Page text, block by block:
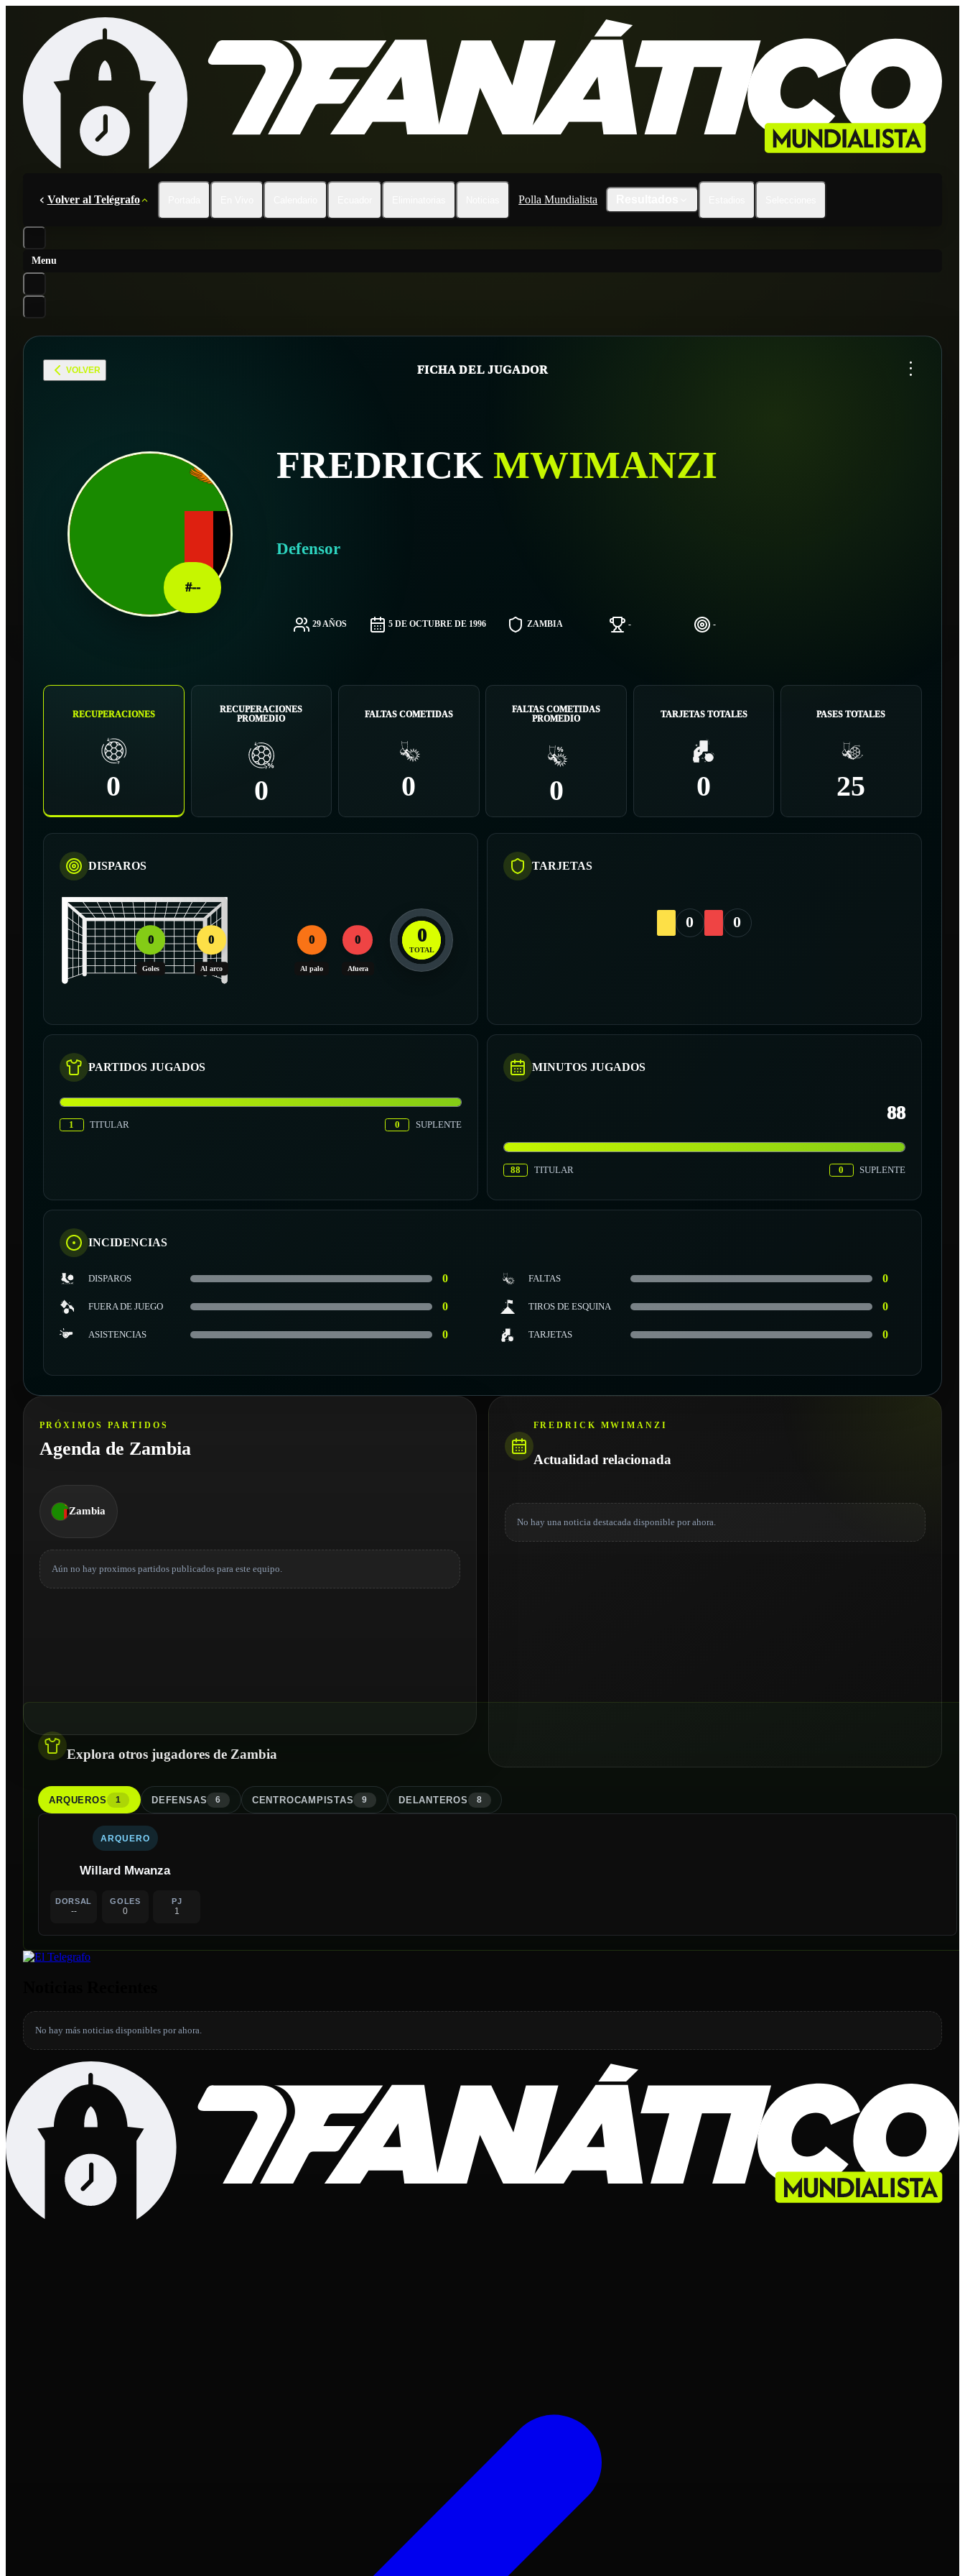
Volver al Telégrafo Polla Mundialista
Menu
VOLVER FICHA DEL JUGADOR ...
#--
FREDRICK MWIMANZI
Defensor
29 AÑOS 5 DE OCTUBRE DE 1996 ZAMBIA - -
RECUPERACIONES
0
RECUPERACIONES
PROMEDIO
0
FALTAS COMETIDAS
0
FALTAS COMETIDAS
PROMEDIO
0
TARJETAS TOTALES
0
PASES TOTALES
25
DISPAROS
0
Goles
0
Al arco
0
Al palo
0
Afuera
0
TOTAL
TARJETAS
0 0
PARTIDOS JUGADOS
1 TITULAR 0 SUPLENTE
MINUTOS JUGADOS
88
88 TITULAR 0 SUPLENTE
INCIDENCIAS
DISPAROS 0 FALTAS 0
FUERA DE JUEGO 0 TIROS DE ESQUINA 0
ASISTENCIAS 0 TARJETAS 0
PRÓXIMOS PARTIDOS
Agenda de Zambia
Zambia
Aún no hay proximos partidos publicados para este equipo.
FREDRICK MWIMANZI
Actualidad relacionada
No hay una noticia destacada disponible por ahora.
Explora otros jugadores de Zambia
ARQUEROS 1 DEFENSAS 6 CENTROCAMPISTAS 9 DELANTEROS 8
ARQUERO
Willard Mwanza
DORSAL
--
GOLES
0
PJ
1
No hay más noticias disponibles por ahora.